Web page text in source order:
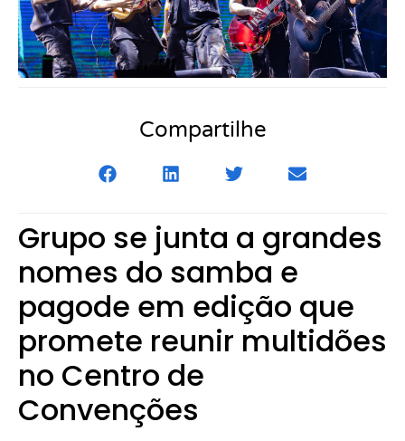
Compartilhe
Grupo se junta a grandes
nomes do samba e
pagode em edição que
promete reunir multidões
no Centro de
Convenções